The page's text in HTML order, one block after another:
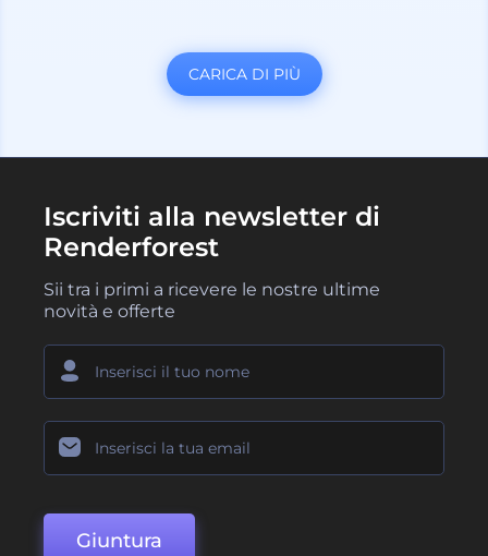
CARICA DI PIÙ
Iscriviti alla newsletter di
Renderforest
Sii tra i primi a ricevere le nostre ultime
novità e offerte
Giuntura